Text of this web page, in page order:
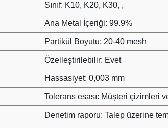
Sınıf: K10, K20, K30, ,
Ana Metal İçeriği: 99.9%
Partikül Boyutu: 20-40 mesh
Özelleştirilebilir: Evet
Hassasiyet: 0,003 mm
Tolerans esası: Müşteri çizimleri
Denetim raporu: Talep üzerine